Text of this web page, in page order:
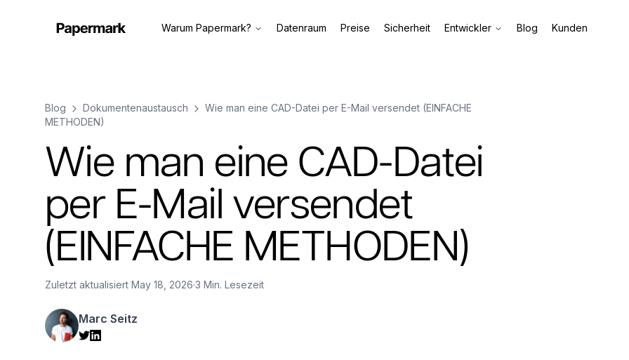
Warum Papermark? Datenraum Preise Sicherheit Entwickler Blog Kunden
Blog Dokumentenaustausch
Wie man eine CAD-Datei per E-Mail versendet (EINFACHE
METHODEN)
Wie man eine CAD-Datei
per E-Mail versendet
(EINFACHE METHODEN)
Zuletzt aktualisiert May 18, 2026·3 Min. Lesezeit
Marc Seitz